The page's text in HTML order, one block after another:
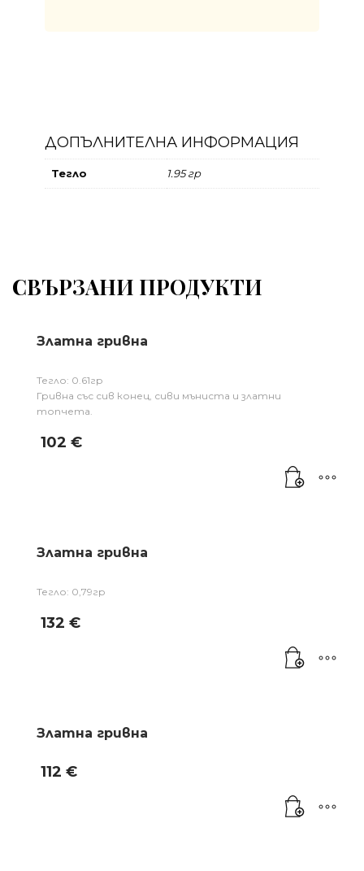
ДОПЪЛНИТЕЛНА ИНФОРМАЦИЯ
Тегло 1.95 гр
СВЪРЗАНИ ПРОДУКТИ
Златна гривна
Тегло: 0.61гр
Гривна със сив конец, сиви мъниста и златни
топчета.
102 €
Златна гривна
Тегло: 0,79гр
132 €
Златна гривна
112 €